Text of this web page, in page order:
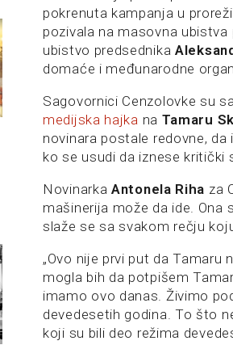
pokrenuta kampanja u
pozivala na masovna
ubistvo predsednika
domaće i međunarodne
Sagovornici Cenzolovke su
medijska hajka na Tamaru
novinara postale redovne,
ko se usudi da iznese kritički
Novinarka Antonela Riha za
mašinerija može da ide.
slaže se sa svakom rečju
„Ovo nije prvi put da
mogla bih da potpišem
imamo ovo danas. Živimo
devedesetih godina. To što
koji su bili deo režima